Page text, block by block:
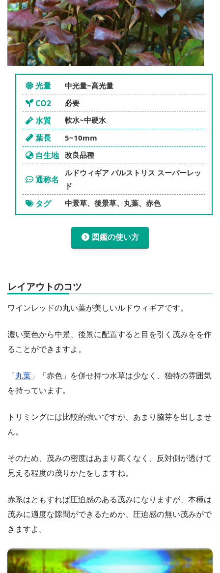
光量 中光量~高光量
CO2 必要
水質 軟水~中硬水
葉長 5~10mm
自生地 改良品種
通称名
ルドウィギア パルストリス スーパーレッ
ド
タグ 中景草、後景草、丸葉、赤色
図鑑の使い方
レイアウトのコツ
ワインレッドの丸い葉が美しいルドウィギアです。
濃い葉色から中景、後景に配置すると目を引く茂みをを作
ることができますよ。
「丸葉 」「赤色」を併せ持つ水草は少なく、独特の雰囲気
を持っています。
トリミングには比較的強いですが、あまり脇芽を出しませ
ん。
そのため、茂みの密度はあまり高くなく、反対側が透けて
見える程度の茂りかたをしますね。
赤系はともすれば圧迫感のある茂みになりますが、本種は
茂みに適度な隙間ができるためか、圧迫感の無い茂みがで
きますよ。